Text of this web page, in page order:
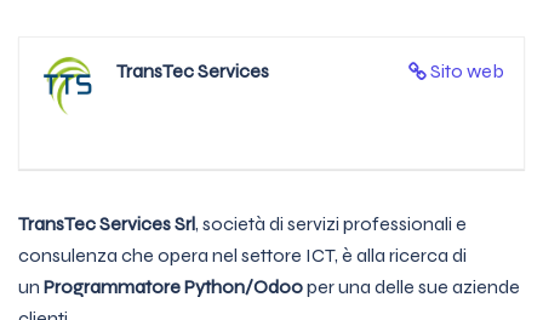
Sito web
TransTec Services
TransTec Services Srl, società di servizi professionali e
consulenza che opera nel settore ICT, è alla ricerca di
un Programmatore Python/Odooper una delle sue aziende